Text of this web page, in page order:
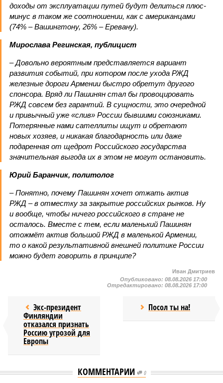
доходы от эксплуатации путей будут делиться плюс-
минус в таком же соотношении, как с американцами
(74% – Вашингтону, 26% – Еревану).
Мирослава Регинская, публицист
– Довольно вероятным представляется вариант
развития событий, при котором после ухода РЖД
железные дороги Армении быстро обретут другого
спонсора. Вряд ли Пашинян стал бы провоцировать
РЖД совсем без гарантий. В сущности, это очередной
и привычный уже «слив» России бывшими союзниками.
Потерянные нами сателлиты ищут и обретают
новых хозяев, и никакая благодарность или даже
подаренная от щедрот Российского государства
значительная выгода их в этом не могут остановить.
Юрий Баранчик, политолог
– Понятно, почему Пашинян хочет отжать актив
РЖД – в отместку за закрытие российских рынков. Ну
и вообще, чтобы ничего российского в стране не
осталось. Вместе с тем, если маленький Пашинян
отожмёт актив большой РЖД в маленькой Армении,
то о какой результативной внешней политике России
можно будет говорить в принципе?
Иван Дмитриев
Опубликовано: 08.08.2026 17:00
Отредактировано: 08.08.2026 17:00
Экс-президент
Финляндии
отказался признать
Россию угрозой для
Европы
Посол ты на!
КОММЕНТАРИИ 0